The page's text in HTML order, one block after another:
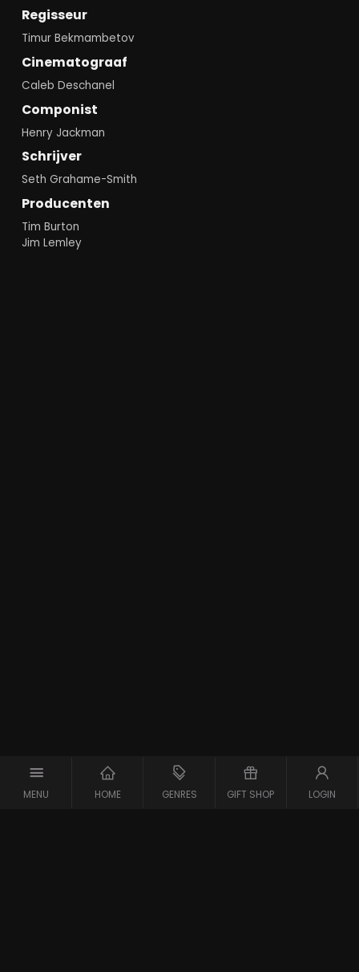
MENU HOME GENRES GIFT SHOP LOGIN
Regisseur
Timur Bekmambetov
Cinematograaf
Caleb Deschanel
Componist
Henry Jackman
Schrijver
Seth Grahame-Smith
Producenten
Tim Burton
Jim Lemley